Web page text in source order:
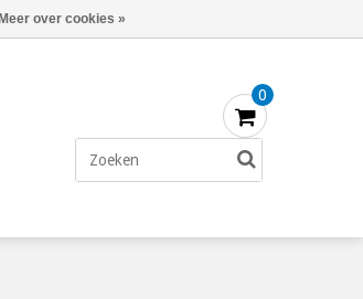
Bestellen - €0,00
0
Meer over cookies »